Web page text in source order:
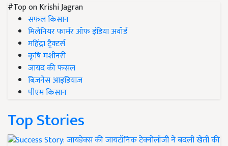
#Top on Krishi Jagran
सफल किसान
मिलेनियर फार्मर ऑफ इंडिया अवॉर्ड
महिंद्रा ट्रैक्टर्स
कृषि मशीनरी
जायद की फसल
बिज़नेस आइडियाज
पीएम किसान
Top Stories